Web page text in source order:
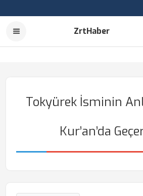
ZrtHaber
Tokyürek İsminin
Kur’an’da